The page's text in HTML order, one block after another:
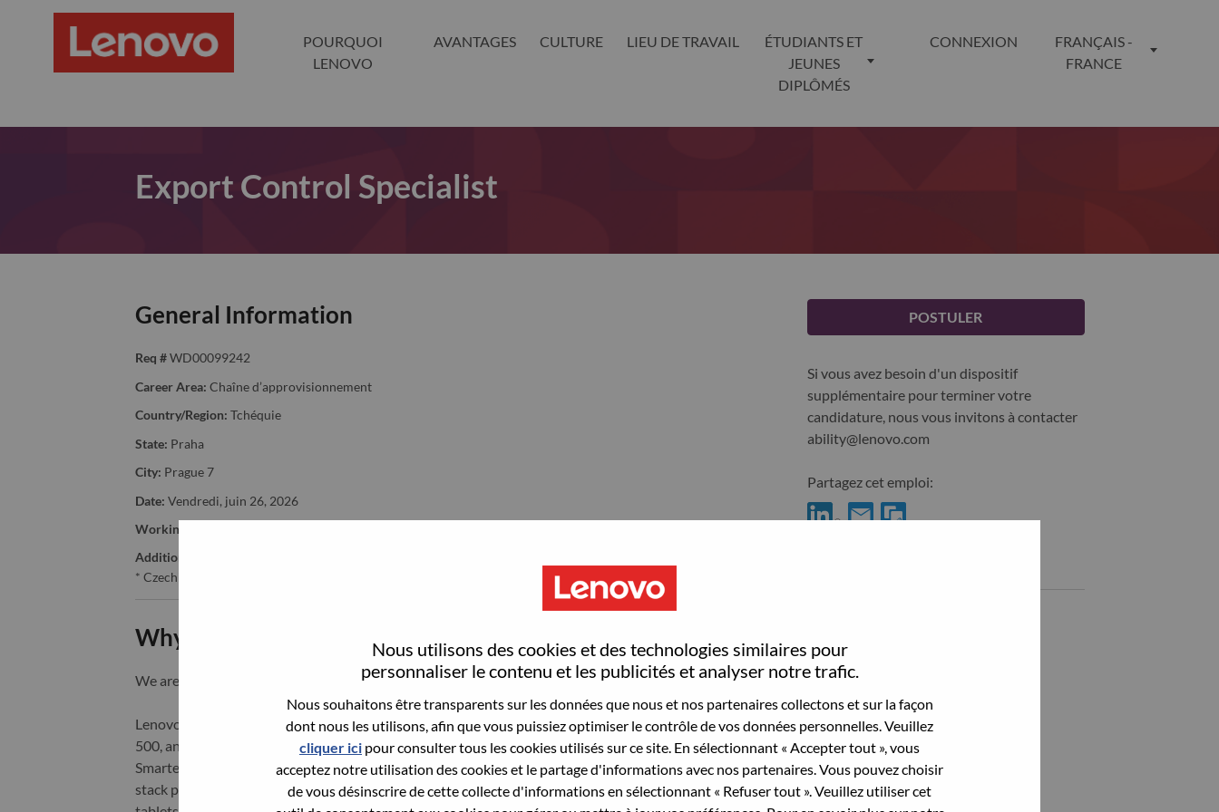
Nous utilisons des cookies et des technologies similaires pour
personnaliser le contenu et les publicités et analyser notre trafic.
Nous souhaitons être transparents sur les données que nous et nos partenaires collectons et sur la façon
dont nous les utilisons, afin que vous puissiez optimiser le contrôle de vos données personnelles. Veuillez
cliquer ici pour consulter tous les cookies utilisés sur ce site. En sélectionnant « Accepter tout », vous
acceptez notre utilisation des cookies et le partage d'informations avec nos partenaires. Vous pouvez choisir
de vous désinscrire de cette collecte d'informations en sélectionnant « Refuser tout ». Veuillez utiliser cet
POURQUOI
LENOVO
AVANTAGES CULTURE LIEU DE TRAVAIL
ÉTUDIANTS ET
JEUNES
DIPLÔMÉS
CONNEXION
FRANÇAIS -
FRANCE
Export Control Specialist
General Information
Req # WD00099242
Career Area: Chaîne d’approvisionnement
Country/Region: Tchéquie
State: Praha
City: Prague 7
Date: Vendredi, juin 26, 2026
Working Time:
Additional Locations
* Czechia
Why Work at Lenovo
We are Lenovo. We do what we say. We own what we do. We WOW our customers.
Lenovo is a US$83 billion revenue global technology powerhouse, ranked #153 in the Fortune Global
500, and serving millions of customers every day in 180 markets. Focused on a bold vision to deliver
Smarter Technology for All, Lenovo has built on its success as the world’s largest PC company with a full-
stack portfolio of AI-enabled, AI-ready, and AI-optimized devices (PCs, workstations, smartphones,
POSTULER
Si vous avez besoin d'un dispositif
supplémentaire pour terminer votre
candidature, nous vous invitons à contacter
ability@lenovo.com
Partagez cet emploi: